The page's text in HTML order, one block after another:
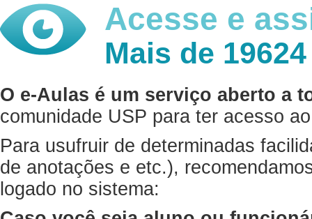
Acesse e
Mais de
O e-Aulas é um serviço aberto a
comunidade USP para ter acesso
Para usufruir de determinadas
de anotações e etc.),
logado no sistema: